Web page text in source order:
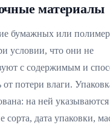
материалы
бумажных или
условии, что они не
с содержимым и
от потери влаги.
на ней указываются
сорта, дата упаковки,